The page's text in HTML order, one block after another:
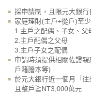
採申請制，且限元大銀
家庭理財(主戶+從戶)至
1.主戶之配偶、子女、
2.主戶配偶之父母
3.主戶子女之配偶
申請時須提供相關佐證
戶籍謄本等)
於元大銀行近一個月「
且整戶≧NT3,000萬元